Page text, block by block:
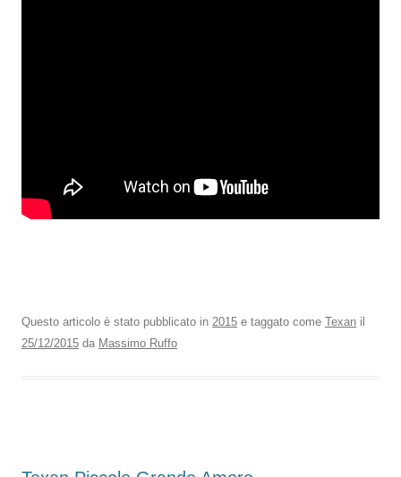
Questo articolo è stato pubblicato in 2015 e taggato come Texan il
25/12/2015 da Massimo Ruffo